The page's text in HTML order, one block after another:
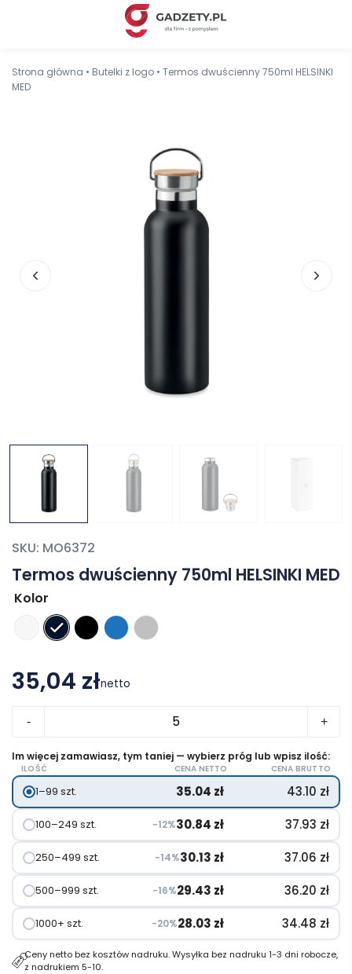
Strona główna • Butelki z logo • Termos dwuścienny 750ml HELSINKI
MED
Termos dwuścienny 750ml HELSINKI MED
SKU: MO6372
Kolor
35,04 złnetto
-
dwuścienny
750ml
HELSINKI
MED
+
Im więcej zamawiasz, tym taniej — wybierz próg lub wpisz ilość:
ILOŚĆ CENA NETTO CENA BRUTTO
1–99 szt. 35.04 zł 43.10 zł
100–249 szt. −12%30.84 zł 37.93 zł
250–499 szt. −14%30.13 zł 37.06 zł
500–999 szt. −16%29.43 zł 36.20 zł
1000+ szt. −20%28.03 zł 34.48 zł
Ceny netto bez kosztów nadruku. Wysyłka bez nadruku 1-3 dni robocze,
z nadrukiem 5-10.